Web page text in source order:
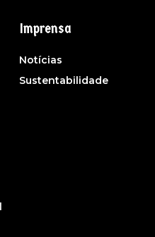
Imprensa
Notícias
Sustentabilidade